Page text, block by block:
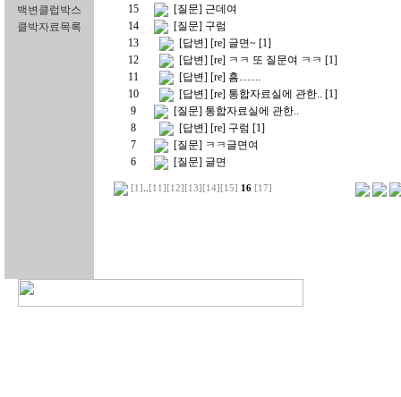
백변클럽박스
클박자료목록
15
[질문] 근데여
14
[질문] 구럼
13
[답변] [re] 글면~ [1]
12
[답변] [re] ㅋㅋ 또 질문여 ㅋㅋ [1]
11
[답변] [re] 흠........
10
[답변] [re] 통합자료실에 관한.. [1]
9
[질문] 통합자료실에 관한..
8
[답변] [re] 구럼 [1]
7
[질문] ㅋㅋ글면여
6
[질문] 글면
[1] [11] [12] [13] [14] [15] 16 [17]